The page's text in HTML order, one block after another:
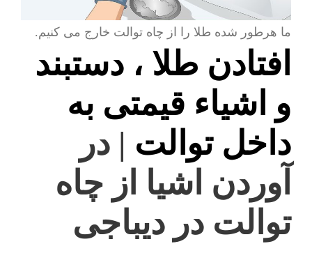
ما هرطور شده طلا را از چاه توالت خارج می کنیم.
افتادن طلا ، دستبند
و اشیاء قیمتی به
داخل توالت | در
آوردن اشیا از چاه
توالت در دیباجی